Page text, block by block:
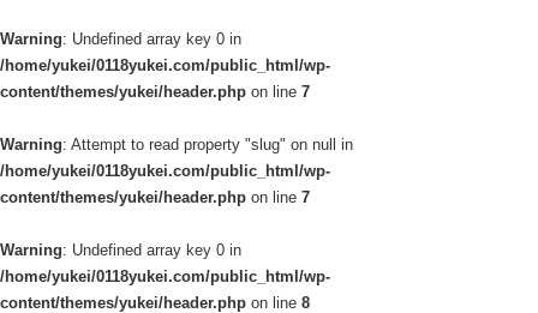
Warning: Undefined array key 0 in
/home/yukei/0118yukei.com/public_html/wp-
content/themes/yukei/header.php on line 7
Warning: Attempt to read property "slug" on null in
/home/yukei/0118yukei.com/public_html/wp-
content/themes/yukei/header.php on line 7
Warning: Undefined array key 0 in
/home/yukei/0118yukei.com/public_html/wp-
content/themes/yukei/header.php on line 8